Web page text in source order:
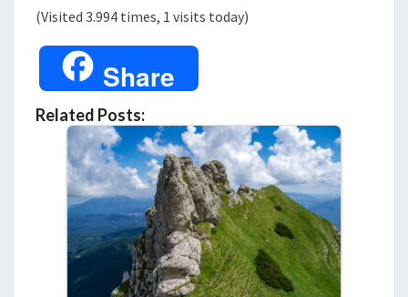
(Visited 3.994 times, 1 visits today)
Share
Related Posts: